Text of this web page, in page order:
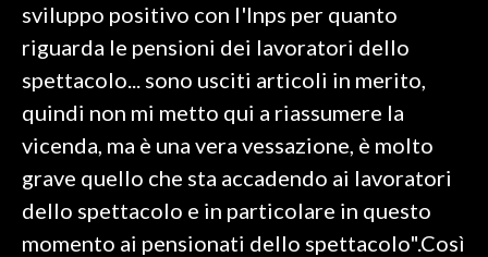
CULTURA
SPETTACOLI
GOSSIP
SARDEGNA TURISMO
sviluppo positivo con l'Inps per quanto
riguarda le pensioni dei lavoratori dello
spettacolo... sono usciti articoli in merito,
quindi non mi metto qui a riassumere la
vicenda, ma è una vera vessazione, è molto
grave quello che sta accadendo ai lavoratori
dello spettacolo e in particolare in questo
momento ai pensionati dello spettacolo".Così